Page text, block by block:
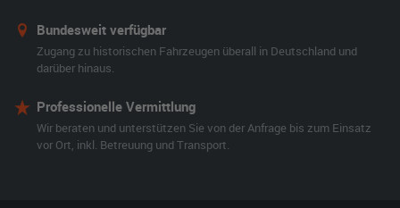
Bundesweit verfügbar
Zugang zu historischen Fahrzeugen überall in Deutschland und
darüber hinaus.
Professionelle Vermittlung
Wir beraten und unterstützen Sie von der Anfrage bis zum Einsatz
vor Ort, inkl. Betreuung und Transport.